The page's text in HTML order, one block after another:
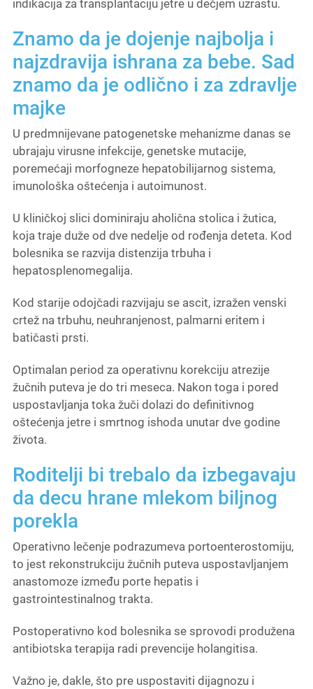
indikacija za transplantaciju jetre u dečjem uzrastu.
Znamo da je dojenje najbolja i
najzdravija ishrana za bebe. Sad
znamo da je odlično i za zdravlje
majke
U predmnijevane patogenetske mehanizme danas se
ubrajaju virusne infekcije, genetske mutacije,
poremećaji morfogneze hepatobilijarnog sistema,
imunološka oštećenja i autoimunost.
U kliničkoj slici dominiraju aholična stolica i žutica,
koja traje duže od dve nedelje od rođenja deteta. Kod
bolesnika se razvija distenzija trbuha i
hepatosplenomegalija.
Kod starije odojčadi razvijaju se ascit, izražen venski
crtež na trbuhu, neuhranjenost, palmarni eritem i
batičasti prsti.
Optimalan period za operativnu korekciju atrezije
žučnih puteva je do tri meseca. Nakon toga i pored
uspostavljanja toka žuči dolazi do definitivnog
oštećenja jetre i smrtnog ishoda unutar dve godine
života.
Roditelji bi trebalo da izbegavaju
da decu hrane mlekom biljnog
porekla
Operativno lečenje podrazumeva portoenterostomiju,
to jest rekonstrukciju žučnih puteva uspostavljanjem
anastomoze između porte hepatis i
gastrointestinalnog trakta.
Postoperativno kod bolesnika se sprovodi produžena
antibiotska terapija radi prevencije holangitisa.
Važno je, dakle, što pre uspostaviti dijagnozu i